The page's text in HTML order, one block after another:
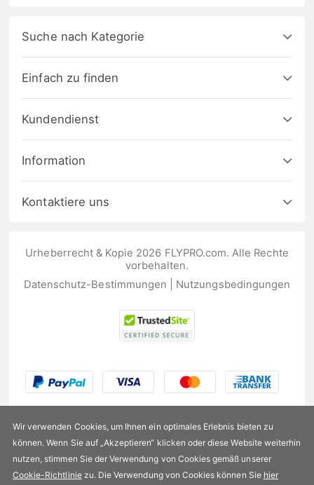
US$93,99
Suche nach Kategorie
Einfach zu finden
Kundendienst
Information
Kontaktiere uns
Urheberrecht & Kopie 2026 FLYPRO.com. Alle Rechte
vorbehalten.
Datenschutz-Bestimmungen
Nutzungsbedingungen
Wir verwenden Cookies, um Ihnen ein optimales Erlebnis bieten zu
können. Wenn Sie auf „Akzeptieren“ klicken oder diese Website weiterhin
nutzen, stimmen Sie der Verwendung von Cookies gemäß unserer
Cookie-Richtliniezu. Die Verwendung von Cookies können Sie hier